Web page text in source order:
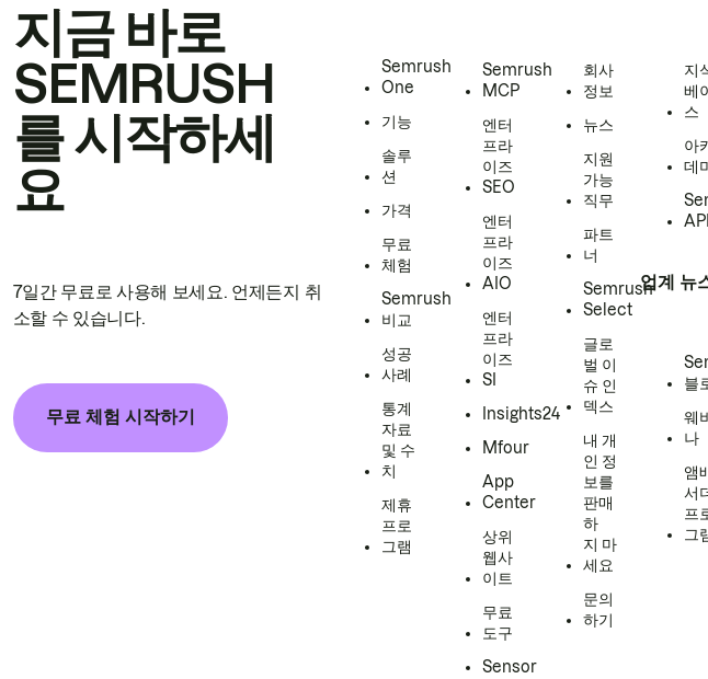
지금 바로
SEMRUSH
를 시작하세
요
7일간 무료로 사용해 보세요. 언제든지 취
소할 수 있습니다.
무료 체험 시작하기
Semrush
One
기능
솔루
션
가격
무료
체험
Semrush
비교
성공
사례
통계
자료
및 수
치
제휴
프로
그램
Semrush
MCP
엔터
프라
이즈
SEO
엔터
프라
이즈
AIO
엔터
프라
이즈
SI
Insights24
Mfour
App
Center
상위
웹사
이트
무료
도구
Sensor
회사
정보
뉴스
지원
가능
직무
파트
너
Semrush
Select
글로
벌 이
슈 인
덱스
내 개
인 정
보를
판매
하
지 마
세요
문의
하기
지
베
스
아
데
업계 뉴
블
웨
나
앰
서
프
그